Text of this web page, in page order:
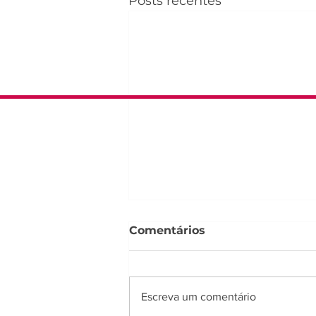
Comentários
Escreva um comentário